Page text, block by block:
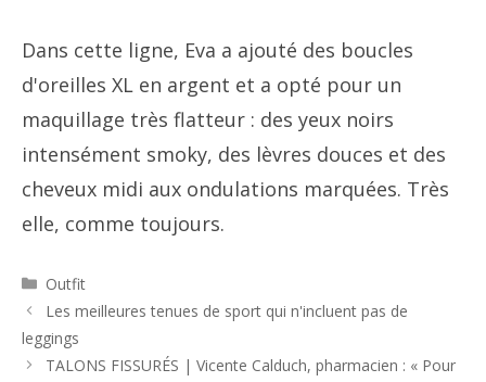
Dans cette ligne, Eva a ajouté des boucles
d'oreilles XL en argent et a opté pour un
maquillage très flatteur : des yeux noirs
intensément smoky, des lèvres douces et des
cheveux midi aux ondulations marquées. Très
elle, comme toujours.
Catégories
Outfit
Navigation
des
articles
Les meilleures tenues de sport qui n'incluent pas de
leggings
TALONS FISSURÉS | Vicente Calduch, pharmacien : « Pour